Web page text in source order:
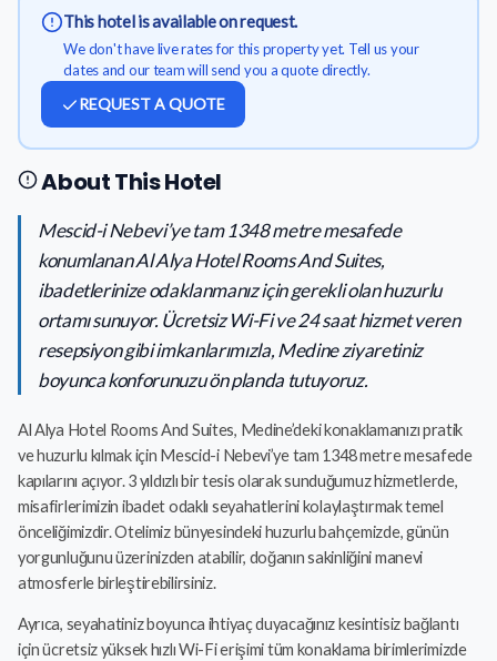
This hotel is available on request.
We don't have live rates for this property yet. Tell us your
dates and our team will send you a quote directly.
REQUEST A QUOTE
About This Hotel
Mescid-i Nebevi’ye tam 1348 metre mesafede
konumlanan Al Alya Hotel Rooms And Suites,
ibadetlerinize odaklanmanız için gerekli olan huzurlu
ortamı sunuyor. Ücretsiz Wi-Fi ve 24 saat hizmet veren
resepsiyon gibi imkanlarımızla, Medine ziyaretiniz
boyunca konforunuzu ön planda tutuyoruz.
Al Alya Hotel Rooms And Suites, Medine’deki konaklamanızı pratik
ve huzurlu kılmak için Mescid-i Nebevi’ye tam 1348 metre mesafede
kapılarını açıyor. 3 yıldızlı bir tesis olarak sunduğumuz hizmetlerde,
misafirlerimizin ibadet odaklı seyahatlerini kolaylaştırmak temel
önceliğimizdir. Otelimiz bünyesindeki huzurlu bahçemizde, günün
yorgunluğunu üzerinizden atabilir, doğanın sakinliğini manevi
atmosferle birleştirebilirsiniz.
Ayrıca, seyahatiniz boyunca ihtiyaç duyacağınız kesintisiz bağlantı
için ücretsiz yüksek hızlı Wi-Fi erişimi tüm konaklama birimlerimizde